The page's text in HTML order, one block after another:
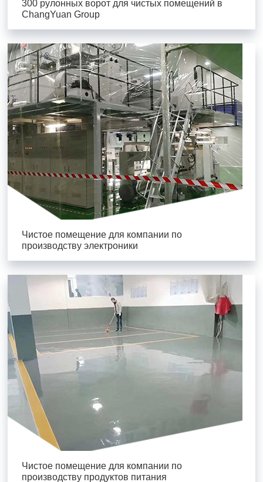
300 рулонных ворот для чистых помещений в
ChangYuan Group
Чистое помещение для компании по
производству электроники
Чистое помещение для компании по
производству продуктов питания